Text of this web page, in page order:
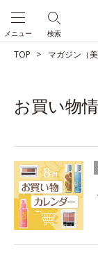
検索
メニュー
TOP マガジン（
お買い物